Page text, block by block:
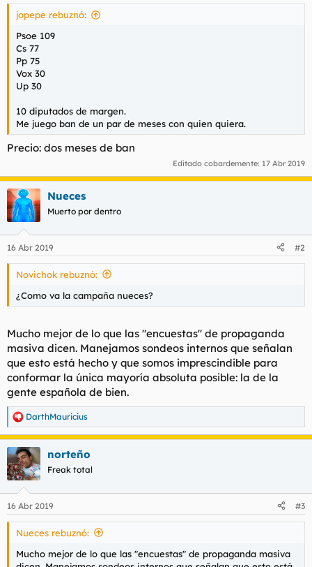
jopepe rebuznó:
Psoe 109
Cs 77
Pp 75
Vox 30
Up 30
10 diputados de margen.
Me juego ban de un par de meses con quien quiera.
Precio: dos meses de ban
Editado cobardemente: 17 Abr 2019
Nueces
Muerto por dentro
16 Abr 2019 #2
Novichok rebuznó:
¿Como va la campaña nueces?
Mucho mejor de lo que las "encuestas" de propaganda
masiva dicen. Manejamos sondeos internos que señalan
que esto está hecho y que somos imprescindible para
conformar la única mayoría absoluta posible: la de la
gente española de bien.
R
e
a
c
c
i
e
s
DarthMauricius
norteño
Freak total
16 Abr 2019 #3
Nueces rebuznó:
Mucho mejor de lo que las "encuestas" de propaganda masiva